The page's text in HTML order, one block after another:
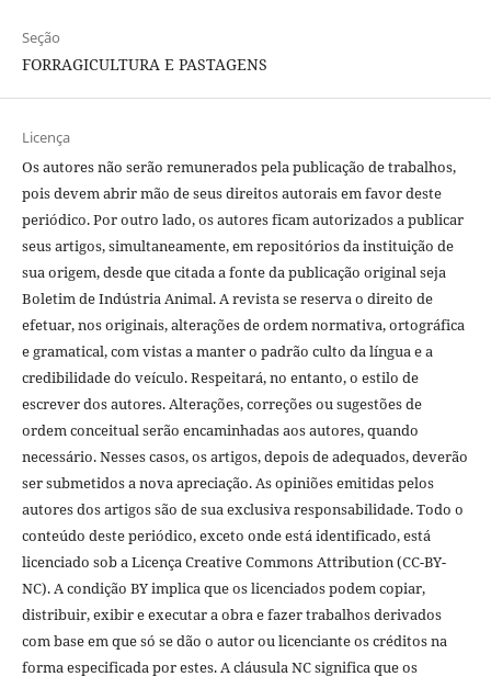
Seção
FORRAGICULTURA E PASTAGENS
Licença
Os autores não serão remunerados pela publicação de trabalhos,
pois devem abrir mão de seus direitos autorais em favor deste
periódico. Por outro lado, os autores ficam autorizados a publicar
seus artigos, simultaneamente, em repositórios da instituição de
sua origem, desde que citada a fonte da publicação original seja
Boletim de Indústria Animal. A revista se reserva o direito de
efetuar, nos originais, alterações de ordem normativa, ortográfica
e gramatical, com vistas a manter o padrão culto da língua e a
credibilidade do veículo. Respeitará, no entanto, o estilo de
escrever dos autores. Alterações, correções ou sugestões de
ordem conceitual serão encaminhadas aos autores, quando
necessário. Nesses casos, os artigos, depois de adequados, deverão
ser submetidos a nova apreciação. As opiniões emitidas pelos
autores dos artigos são de sua exclusiva responsabilidade. Todo o
conteúdo deste periódico, exceto onde está identificado, está
licenciado sob a Licença Creative Commons Attribution (CC-BY-
NC). A condição BY implica que os licenciados podem copiar,
distribuir, exibir e executar a obra e fazer trabalhos derivados
com base em que só se dão o autor ou licenciante os créditos na
forma especificada por estes. A cláusula NC significa que os